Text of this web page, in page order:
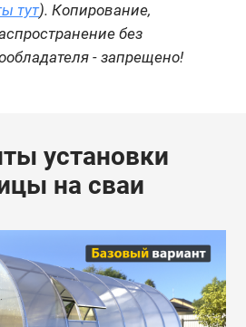
тут). Копирование,
без
- запрещено!
установки
на сваи